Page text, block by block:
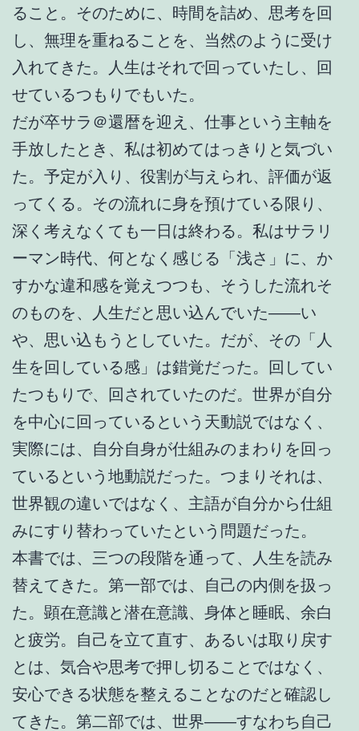
ること。そのために、時間を詰め、思考を回
し、無理を重ねることを、当然のように受け
入れてきた。人生はそれで回っていたし、回
せているつもりでもいた。
だが卒サラ＠還暦を迎え、仕事という主軸を
手放したとき、私は初めてはっきりと気づい
た。予定が入り、役割が与えられ、評価が返
ってくる。その流れに身を預けている限り、
深く考えなくても一日は終わる。私はサラリ
ーマン時代、何となく感じる「浅さ」に、か
すかな違和感を覚えつつも、そうした流れそ
のものを、人生だと思い込んでいた――い
や、思い込もうとしていた。だが、その「人
生を回している感」は錯覚だった。回してい
たつもりで、回されていたのだ。世界が自分
を中心に回っているという天動説ではなく、
実際には、自分自身が仕組みのまわりを回っ
ているという地動説だった。つまりそれは、
世界観の違いではなく、主語が自分から仕組
みにすり替わっていたという問題だった。
本書では、三つの段階を通って、人生を読み
替えてきた。第一部では、自己の内側を扱っ
た。顕在意識と潜在意識、身体と睡眠、余白
と疲労。自己を立て直す、あるいは取り戻す
とは、気合や思考で押し切ることではなく、
安心できる状態を整えることなのだと確認し
てきた。第二部では、世界――すなわち自己